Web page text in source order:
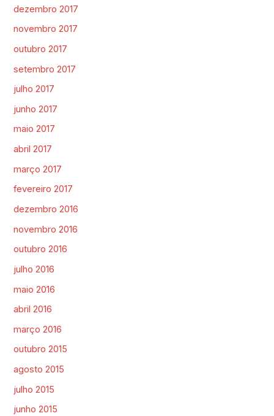
dezembro 2017
novembro 2017
outubro 2017
setembro 2017
julho 2017
junho 2017
maio 2017
abril 2017
março 2017
fevereiro 2017
dezembro 2016
novembro 2016
outubro 2016
julho 2016
maio 2016
abril 2016
março 2016
outubro 2015
agosto 2015
julho 2015
junho 2015